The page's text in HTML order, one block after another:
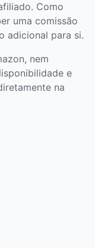
Como
uma comissão
adicional para si.
nem
e
na